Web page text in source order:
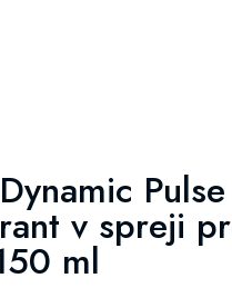
Pulse
v spreji
ml